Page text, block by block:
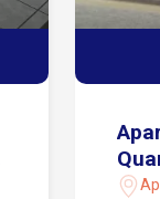
em